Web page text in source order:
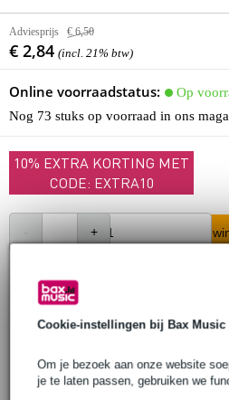
Cookie-instellingen bij Bax Music
Om je bezoek aan onze website
je te laten passen, gebruiken we
Adviesprijs € 6,50
€ 2,84 (incl. 21% btw)
Online voorraadstatus:
Op
Nog 73 stuks op voorraad in ons
10% EXTRA KORTING MET
CODE: EXTRA10
In
Bestel voor 23:00 = morgen in huis
30 dagen 'niet goed geld terug'
3 jaar Bax Music garantie